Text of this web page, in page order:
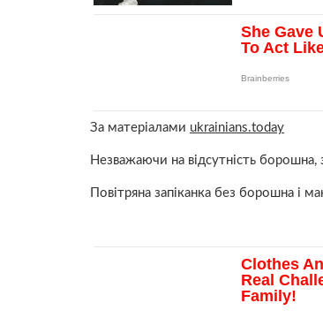
За матеріалами ukrainians.today
Незважаючи на відсутність борошна,
Повітряна запіканка без борошна і